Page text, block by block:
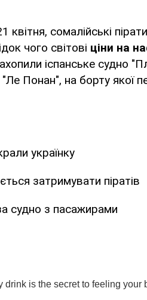
сомалійські
чого світові ціни на
іспанське судно
"Ле Понан", на борту якої
українку
затримувати піратів
судно з пасажирами